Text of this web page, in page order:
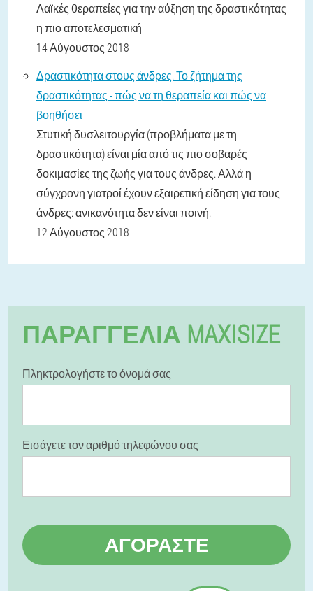
Λαϊκές θεραπείες για την αύξηση της δραστικότητας
η πιο αποτελεσματική
14 Αύγουστος 2018
Δραστικότητα στους άνδρες. Το ζήτημα της
δραστικότητας - πώς να τη θεραπεία και πώς να
βοηθήσει
Στυτική δυσλειτουργία (προβλήματα με τη
δραστικότητα) είναι μία από τις πιο σοβαρές
δοκιμασίες της ζωής για τους άνδρες. Αλλά η
σύγχρονη γιατροί έχουν εξαιρετική είδηση για τους
άνδρες: ανικανότητα δεν είναι ποινή.
12 Αύγουστος 2018
ΠΑΡΑΓΓΕΛΊΑ MAXISIZE
Πληκτρολογήστε το όνομά σας
Εισάγετε τον αριθμό τηλεφώνου σας
ΑΓΟΡΆΣΤΕ